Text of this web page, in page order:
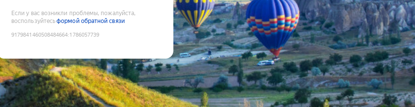
Если у вас возникли проблемы, пожалуйста,
воспользуйтесьформой обратной связи
9179841460508484664:1786057739